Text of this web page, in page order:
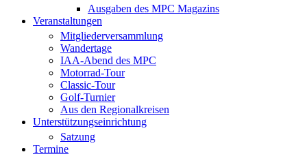
Ausgaben des MPC Magazins
Veranstaltungen
Mitgliederversammlung
Wandertage
IAA-Abend des MPC
Motorrad-Tour
Classic-Tour
Golf-Turnier
Aus den Regionalkreisen
Unterstützungseinrichtung
Satzung
Termine